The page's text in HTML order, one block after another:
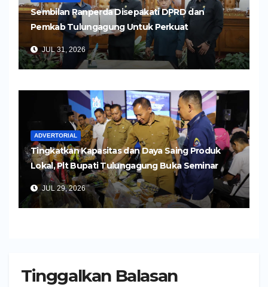
Sembilan Ranperda Disepakati DPRD dan
Pemkab Tulungagung Untuk Perkuat
Pembangunan Daerah
JUL 31, 2026
ADVERTORIAL
Tingkatkan Kapasitas dan Daya Saing Produk
Lokal, Plt Bupati Tulungagung Buka Seminar
Impor dan Ekspor Produk UMKM
JUL 29, 2026
Tinggalkan Balasan